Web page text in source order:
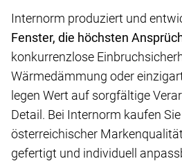
Internorm produziert und
Fenster, die höchsten
konkurrenzlose
Wärmedämmung oder
legen Wert auf sorgfältige
Detail. Bei Internorm kaufen
österreichischer
gefertigt und individuell